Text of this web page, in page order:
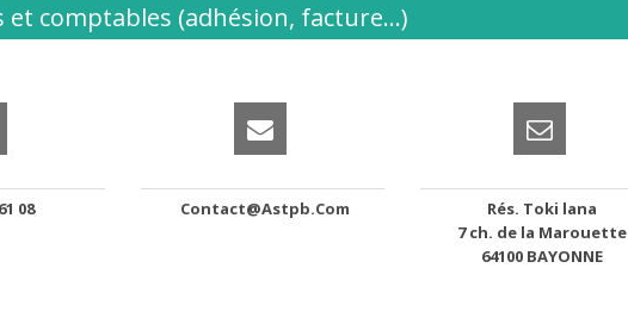
comptables (adhésion, facture...)
08 Contact@astpb.com
Rés. Toki lana
7 ch. de la Marouette
64100 BAYONNE